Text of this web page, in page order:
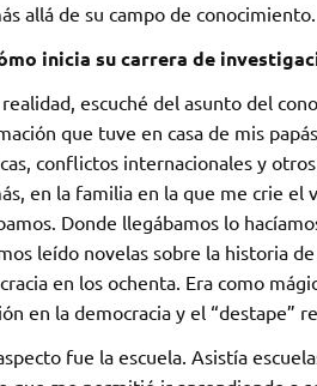
allá de su campo de conocimiento.
inicia su carrera de
realidad, escuché del asunto del
que tuve en casa de mis
conflictos internacionales y
en la familia en la que me crie el
Donde llegábamos lo
leído novelas sobre la historia
en los ochenta. Era como
en la democracia y el “destape”
fue la escuela. Asistía